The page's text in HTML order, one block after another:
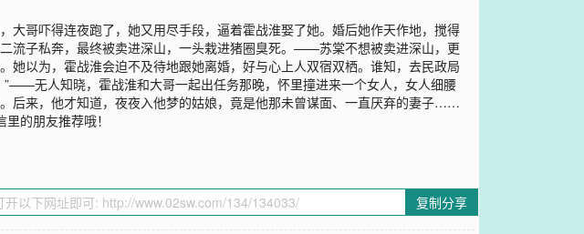
哥吓得连夜跑了，她又用尽手段，逼着霍战淮娶了她。婚后她作天作地，搅得
流子私奔，最终被卖进深山，一头栽进猪圈臭死。——苏棠不想被卖进深山，更
以为，霍战淮会迫不及待地跟她离婚，好与心上人双宿双栖。谁知，去民政局
无人知晓，霍战淮和大哥一起出任务那晚，怀里撞进来一个女人，女人细腰
后来，他才知道，夜夜入他梦的姑娘，竟是他那未曾谋面、一直厌弃的妻子……
的朋友推荐哦！
复制分享